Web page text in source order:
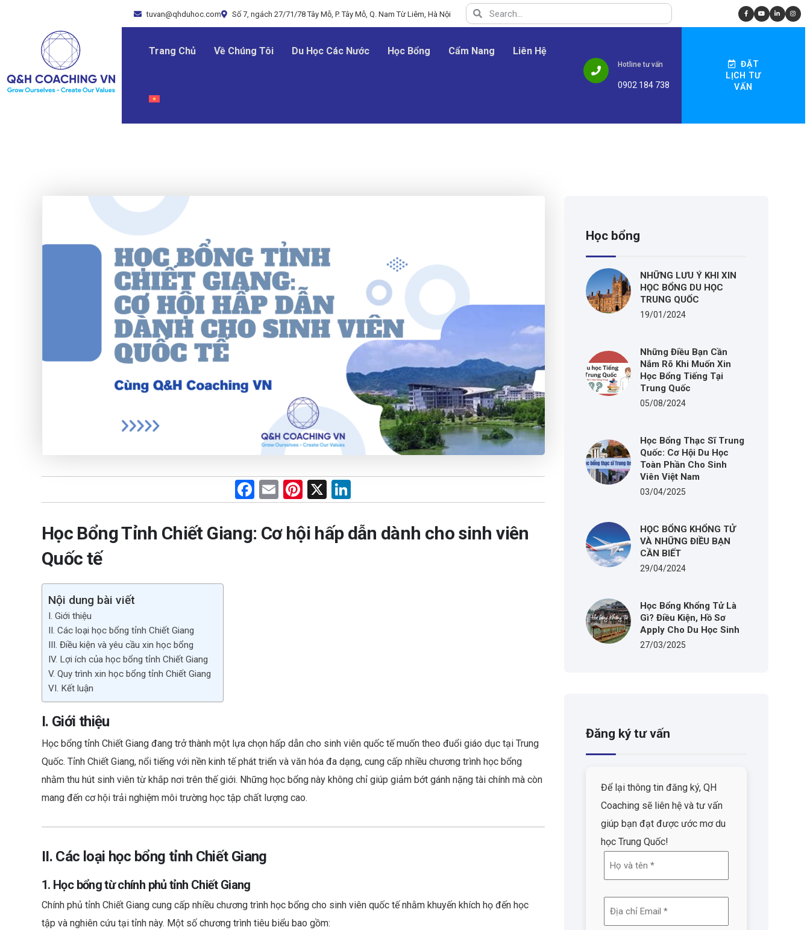
tuvan@qhduhoc.com Số 7, ngách 27/71/78 Tây Mỗ, P. Tây Mỗ, Q. Nam Từ Liêm, Hà Nội
Trang Chủ Về Chúng Tôi Du Học Các Nước Học Bổng Cẩm Nang Liên Hệ
Hotline tư vấn
0902 184 738
ĐẶT
LỊCH TƯ
VẤN
F
a
ce
E
m
ail
Pi
nt
er
X
n
ke
dI
Học Bổng Tỉnh Chiết Giang: Cơ hội hấp dẫn dành cho sinh viên
Quốc tế
Nội dung bài viết
I. Giới thiệu
II. Các loại học bổng tỉnh Chiết Giang
III. Điều kiện và yêu cầu xin học bổng
IV. Lợi ích của học bổng tỉnh Chiết Giang
V. Quy trình xin học bổng tỉnh Chiết Giang
VI. Kết luận
I. Giới thiệu
Học bổng tỉnh Chiết Giang đang trở thành một lựa chọn hấp dẫn cho sinh viên quốc tế muốn theo đuổi giáo dục tại Trung
Quốc. Tỉnh Chiết Giang, nổi tiếng với nền kinh tế phát triển và văn hóa đa dạng, cung cấp nhiều chương trình học bổng
nhằm thu hút sinh viên từ khắp nơi trên thế giới. Những học bổng này không chỉ giúp giảm bớt gánh nặng tài chính mà còn
mang đến cơ hội trải nghiệm môi trường học tập chất lượng cao.
II. Các loại học bổng tỉnh Chiết Giang
1. Học bổng từ chính phủ tỉnh Chiết Giang
Chính phủ tỉnh Chiết Giang cung cấp nhiều chương trình học bổng cho sinh viên quốc tế nhằm khuyến khích họ đến học
tập và nghiên cứu tại tỉnh này. Một số chương trình tiêu biểu bao gồm:
Học bổng
NHỮNG LƯU Ý KHI XIN
HỌC BỔNG DU HỌC
TRUNG QUỐC
19/01/2024
Những Điều Bạn Cần
Nắm Rõ Khi Muốn Xin
Học Bổng Tiếng Tại
Trung Quốc
05/08/2024
Học Bổng Thạc Sĩ Trung
Quốc: Cơ Hội Du Học
Toàn Phần Cho Sinh
Viên Việt Nam
03/04/2025
HỌC BỔNG KHỔNG TỬ
VÀ NHỮNG ĐIỀU BẠN
CẦN BIẾT
29/04/2024
Học Bổng Khổng Tử Là
Gì? Điều Kiện, Hồ Sơ
Apply Cho Du Học Sinh
27/03/2025
Đăng ký tư vấn
Để lại thông tin đăng ký, QH
Coaching sẽ liên hệ và tư vấn
giúp bạn đạt được ước mơ du
học Trung Quốc!
Họ
và
tên
(Required)
Địa
chỉ